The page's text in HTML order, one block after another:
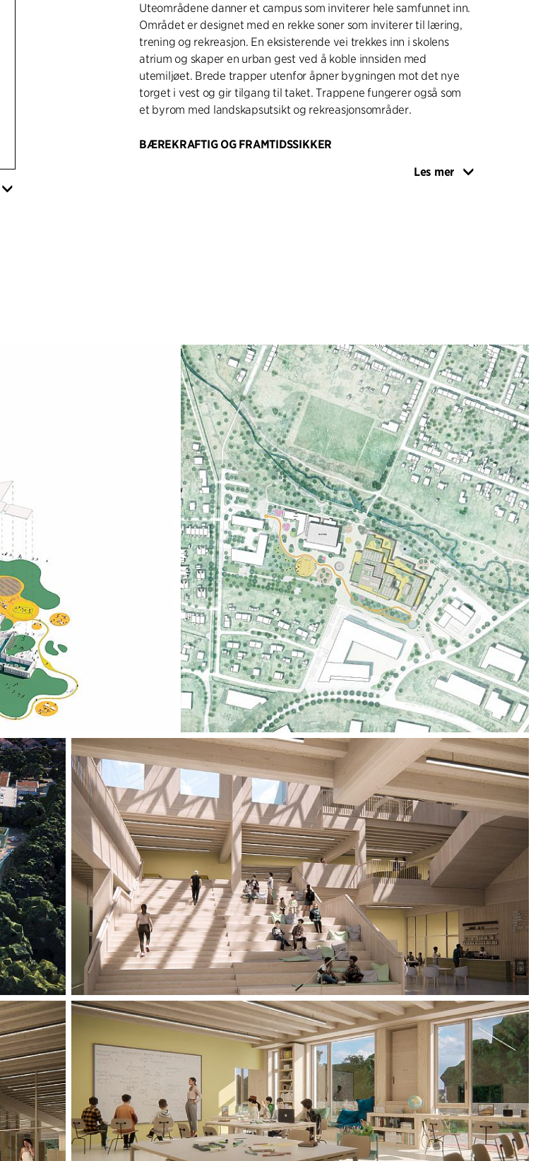
Uteområdene danner et campus som inviterer hele samfunnet inn.
Området er designet med en rekke soner som inviterer til læring,
trening og rekreasjon. En eksisterende vei trekkes inn i skolens
atrium og skaper en urban gest ved å koble innsiden med
utemiljøet. Brede trapper utenfor åpner bygningen mot det nye
torget i vest og gir tilgang til taket. Trappene fungerer også som
et byrom med landskapsutsikt og rekreasjonsområder.
BÆREKRAFTIG OG FRAMTIDSSIKKER
Les mer